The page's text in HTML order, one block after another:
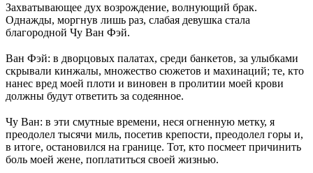
Захватывающее дух возрождение, волнующий брак.
Однажды, моргнув лишь раз, слабая девушка стала
благородной Чу Ван Фэй.
Ван Фэй: в дворцовых палатах, среди банкетов, за улыбками
скрывали кинжалы, множество сюжетов и махинаций; те, кто
нанес вред моей плоти и виновен в пролитии моей крови
должны будут ответить за содеянное.
Чу Ван: в эти смутные времени, неся огненную метку, я
преодолел тысячи миль, посетив крепости, преодолел горы и,
в итоге, остановился на границе. Тот, кто посмеет причинить
боль моей жене, поплатиться своей жизнью.